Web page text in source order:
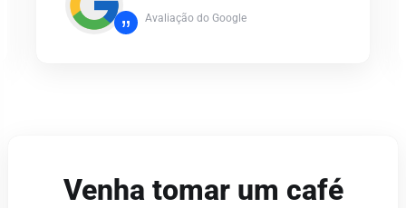
” Avaliação do Google
Venha tomar um café